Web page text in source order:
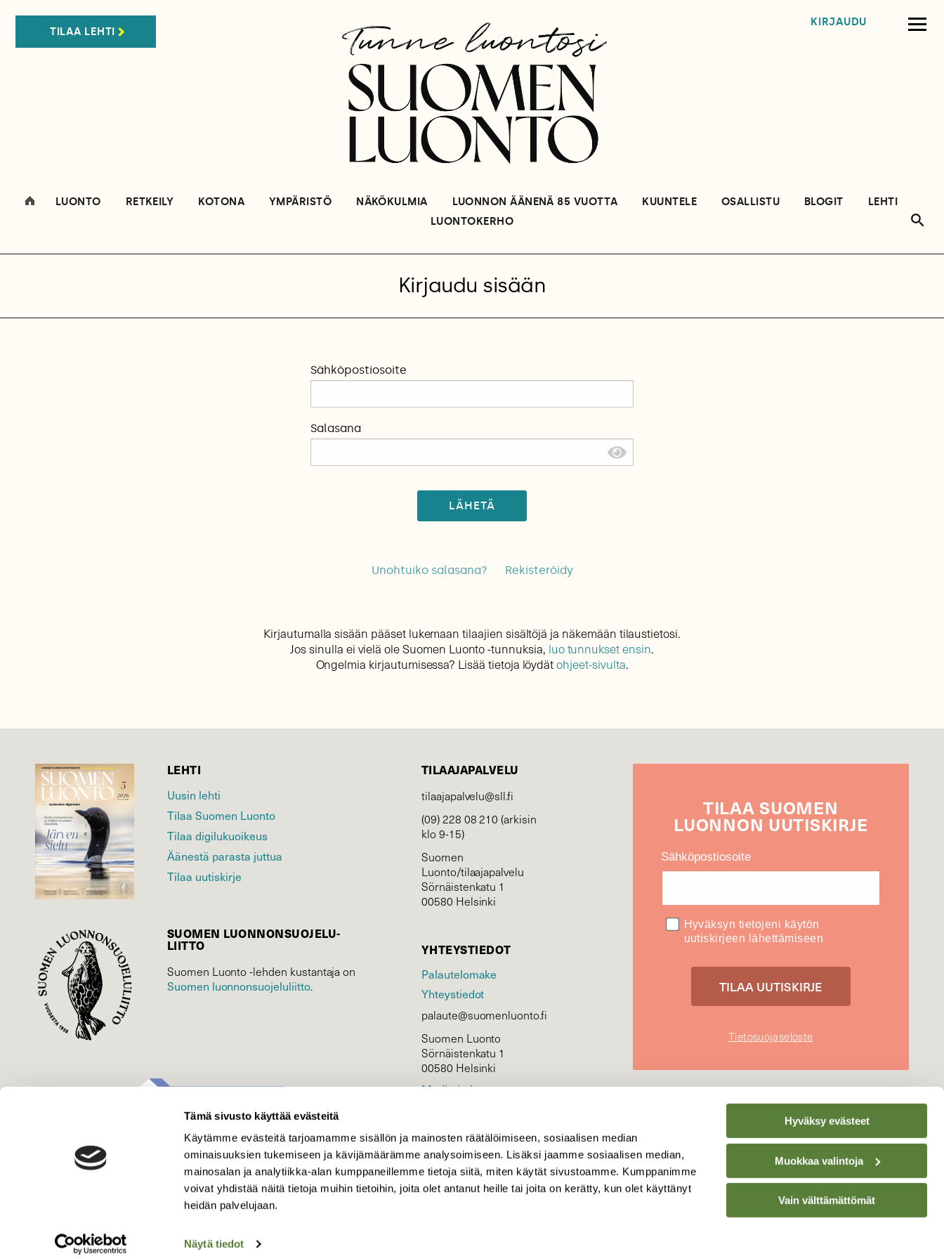
Tämä sivusto käyttää evästeitä
Käytämme evästeitä tarjoamamme sisällön ja mainosten räätälöimiseen, sosiaalisen median
ominaisuuksien tukemiseen ja kävijämäärämme analysoimiseen. Lisäksi jaamme sosiaalisen median,
mainosalan ja analytiikka-alan kumppaneillemme tietoja siitä, miten käytät sivustoamme. Kumppanimme
voivat yhdistää näitä tietoja muihin tietoihin, joita olet antanut heille tai joita on kerätty, kun olet käyttänyt
heidän palvelujaan.
Näytä tiedot
Hyväksy evästeet
Muokkaa valintoja
Vain välttämättömät
TILAA LEHTI
KIRJAUDU
LUONTO RETKEILY KOTONA YMPÄRISTÖ NÄKÖKULMIA LUONNON ÄÄNENÄ 85 VUOTTA KUUNTELE OSALLISTU BLOGIT
LEHTI
LUONTOKERHO
Kirjaudu sisään
Sähköpostiosoite
Salasana
LÄHETÄ
Unohtuiko salasana? Rekisteröidy
Kirjautumalla sisään pääset lukemaan tilaajien sisältöjä ja näkemään tilaustietosi.
Jos sinulla ei vielä ole Suomen Luonto -tunnuksia, luo tunnukset ensin.
Ongelmia kirjautumisessa? Lisää tietoja löydätohjeet-sivulta.
LEHTI
Uusin lehti
Tilaa Suomen Luonto
Tilaa digilukuoikeus
Äänestä parasta juttua
Tilaa uutiskirje
SUOMEN LUONNON­SUOJELU­
LIITTO
Suomen Luonto -lehden kustantaja on
Suomen luonnonsuojelu­liitto.
TILAAJAPALVELU
tilaajapalvelu@sll.fi
(09) 228 08 210 (arkisin
klo 9-15)
Suomen
Luonto/tilaajapalvelu
Sörnäistenkatu 1
00580 Helsinki
YHTEYSTIEDOT
Palautelomake
Yhteystiedot
palaute@suomenluonto.fi
Suomen Luonto
Sörnäistenkatu 1
00580 Helsinki
Mediatiedot
KIRJAUDU
TILAASUOMEN
LUONNON UUTIS­KIRJE
Sähköpostiosoite
Hyväksyn tietojeni käytön
uutiskirjeen lähettämiseen
Tietosuojaseloste